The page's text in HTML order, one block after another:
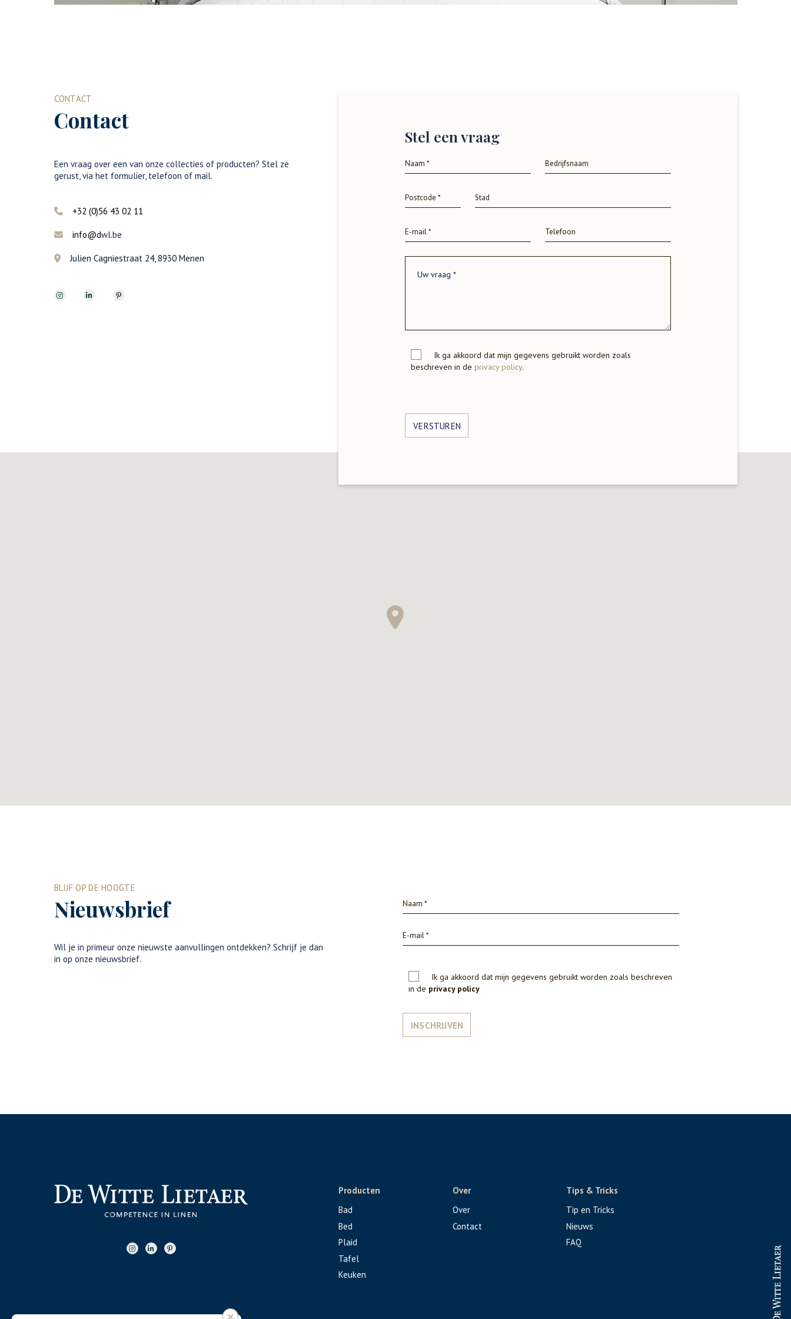
CONTACT
Contact
Een vraag over een van onze collecties of producten? Stel ze
gerust, via het formulier, telefoon of mail.
+32 (0)56 43 02 11
info@dwl.be
Julien Cagniestraat 24, 8930 Menen
Stel een vraag
Ik ga akkoord dat mijn gegevens gebruikt worden zoals
beschreven in de privacy policy.
VERSTUREN
BLIJF OP DE HOOGTE
Nieuwsbrief
Wil je in primeur onze nieuwste aanvullingen ontdekken? Schrijf je dan
in op onze nieuwsbrief.
Ik ga akkoord dat mijn gegevens gebruikt worden zoals beschreven
in de privacy policy
INSCHRIJVEN
Producten
Bad
Bed
Plaid
Tafel
Keuken
Over
Over
Contact
Tips & Tricks
Tip en Tricks
Nieuws
FAQ